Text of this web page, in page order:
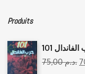
Produits
الفاندال
75,00
د.م.